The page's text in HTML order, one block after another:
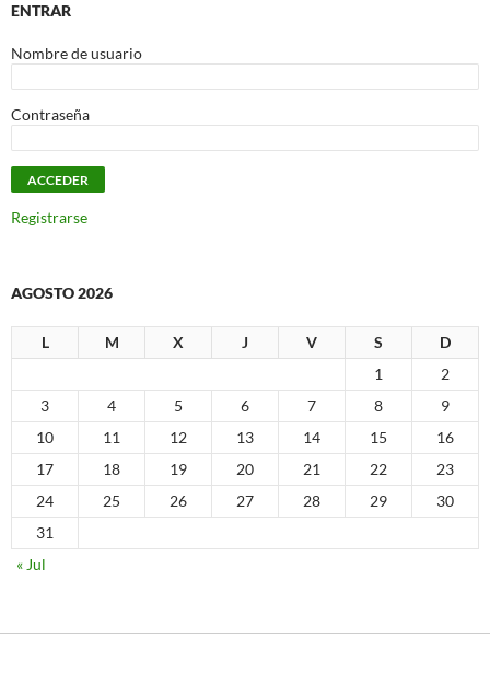
ENTRAR
Nombre de usuario
Contraseña
Registrarse
AGOSTO 2026
L M X J V S
D
1
2
3
4 5 6 7 8
9
10
11 12 13 14 15
16
17
18 19 20 21 22
23
24
25 26 27 28 29
30
31
« Jul